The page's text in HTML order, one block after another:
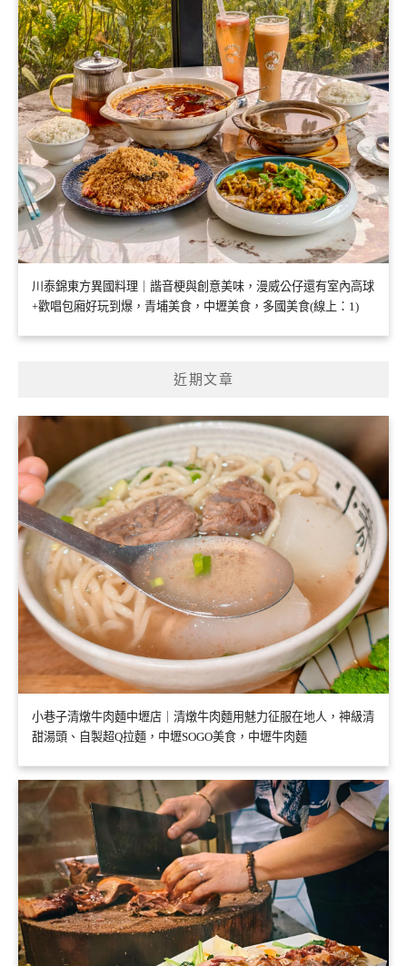
川泰錦東方異國料理｜諧音梗與創意美味，漫威公仔還有室內高球
+歡唱包廂好玩到爆，青埔美食，中壢美食，多國美食(線上：1)
近期文章
小巷子清燉牛肉麵中壢店｜清燉牛肉麵用魅力征服在地人，神級清
甜湯頭、自製超Q拉麵，中壢SOGO美食，中壢牛肉麵